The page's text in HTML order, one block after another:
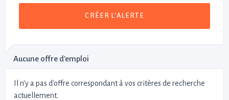
CRÉER L'ALERTE
Aucune offre d'emploi
Il n'y a pas d'offre correspondant à vos critères de recherche
actuellement.